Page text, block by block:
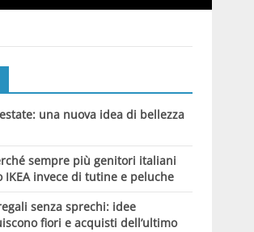
una nuova idea di bellezza
sempre più genitori italiani
invece di tutine e peluche
senza sprechi: idee
fiori e acquisti dell’ultimo